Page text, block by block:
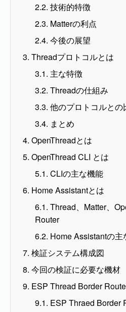
2.2. 技術的特徴
2.3. Matterの利点
2.4. 今後の展望
3. Threadプロトコルとは
3.1. 主な特徴
3.2. Threadの仕組み
3.3. 他のプロトコルとの
3.4. まとめ
4. OpenThreadとは
5. OpenThread CLI とは
5.1. CLIの主な機能
6. Home Assistantとは
6.1. Thread、Matter、
Router
6.2. Home Assistantの主
7. 検証システム構成図
8. 今回の検証に必要な機材
9. ESP Thread Border
9.1. ESP Thraed Border